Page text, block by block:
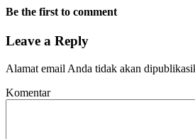
Be the first to comment
Leave a Reply
Alamat email Anda tidak akan
Komentar